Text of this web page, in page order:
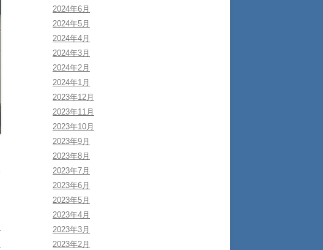
2024年6月
2024年5月
2024年4月
2024年3月
2024年2月
2024年1月
2023年12月
2023年11月
2023年10月
2023年9月
2023年8月
2023年7月
2023年6月
2023年5月
2023年4月
2023年3月
2023年2月